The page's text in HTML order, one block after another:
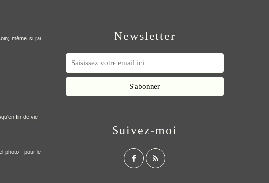
même si j'ai
fin de vie -
photo - pour le
Newsletter
Suivez-moi